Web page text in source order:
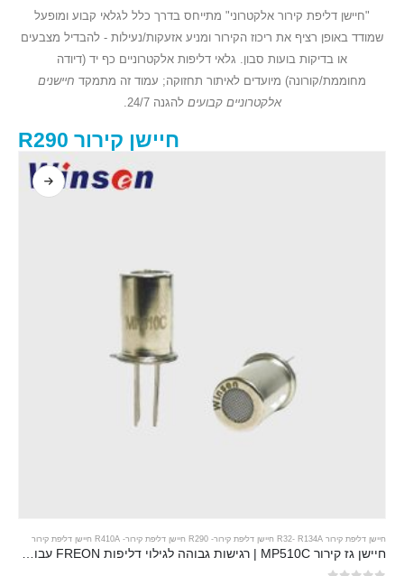
"חיישן דליפת קירור אלקטרוני" מתייחס בדרך כלל לגלאי קבוע ומופעל
שמודד באופן רציף את ריכוז הקירור ומניע אזעקות/נעילות - להבדיל מצבעים
או בדיקות בועות סבון. גלאי דליפות אלקטרוניים כף יד (דיודה
מחוממת/קורונה) מיועדים לאיתור תחזוקה; עמוד זה מתמקד חיישנים
אלקטרוניים קבועים להגנה 24/7.
חיישן קירור R290
חיישן דליפת קירור R32 - R134A חיישן דליפת קירור - R290 חיישן דליפת קירור - R410A חיישן דליפת קירור